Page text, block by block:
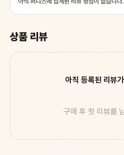
상품 리뷰
아직 등록된 리뷰
구매 후 첫 리뷰를